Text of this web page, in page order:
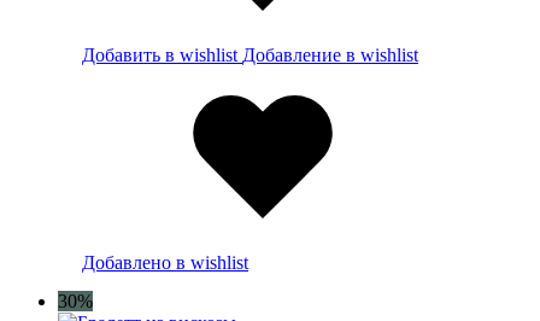
Добавить в wishlist Добавление в wishlist
Добавлено в wishlist
30%